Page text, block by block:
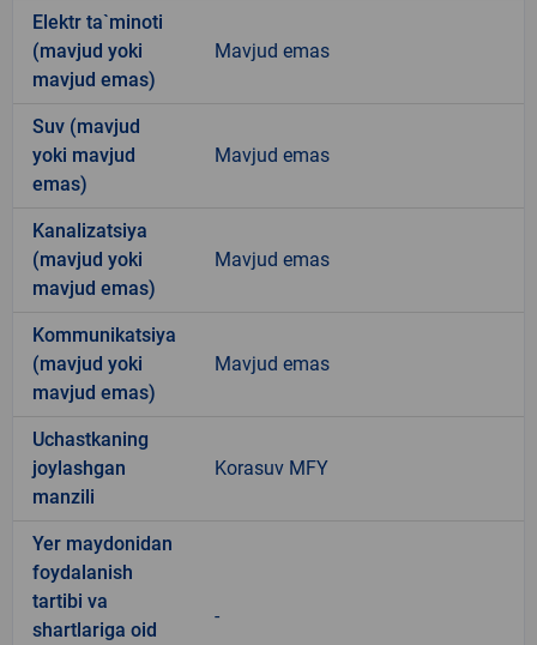
Elektr ta`minoti
(mavjud yoki
mavjud emas)
Mavjud emas
Suv (mavjud
yoki mavjud
emas)
Mavjud emas
Kanalizatsiya
(mavjud yoki
mavjud emas)
Mavjud emas
Kommunikatsiya
(mavjud yoki
mavjud emas)
Mavjud emas
Uchastkaning
joylashgan
manzili
Korasuv MFY
Yer maydonidan
foydalanish
tartibi va
shartlariga oid
-